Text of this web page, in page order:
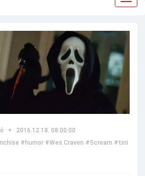
2016.12.18. 08:00:00
#humor #Wes Craven #Scream #tini